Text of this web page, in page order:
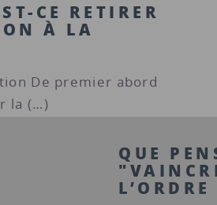
CE RETIRER
À LA
De premier abord
la (…)
QUE